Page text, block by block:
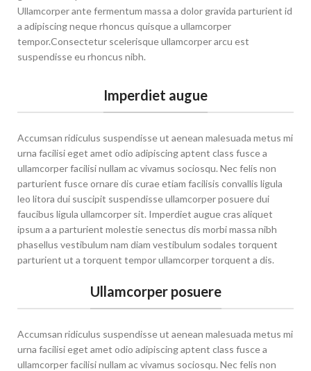
Ullamcorper ante fermentum massa a dolor gravida parturient id
a adipiscing neque rhoncus quisque a ullamcorper
tempor.Consectetur scelerisque ullamcorper arcu est
suspendisse eu rhoncus nibh.
Imperdiet augue
Accumsan ridiculus suspendisse ut aenean malesuada metus mi
urna facilisi eget amet odio adipiscing aptent class fusce a
ullamcorper facilisi nullam ac vivamus sociosqu. Nec felis non
parturient fusce ornare dis curae etiam facilisis convallis ligula
leo litora dui suscipit suspendisse ullamcorper posuere dui
faucibus ligula ullamcorper sit. Imperdiet augue cras aliquet
ipsum a a parturient molestie senectus dis morbi massa nibh
phasellus vestibulum nam diam vestibulum sodales torquent
parturient ut a torquent tempor ullamcorper torquent a dis.
Ullamcorper posuere
Accumsan ridiculus suspendisse ut aenean malesuada metus mi
urna facilisi eget amet odio adipiscing aptent class fusce a
ullamcorper facilisi nullam ac vivamus sociosqu. Nec felis non